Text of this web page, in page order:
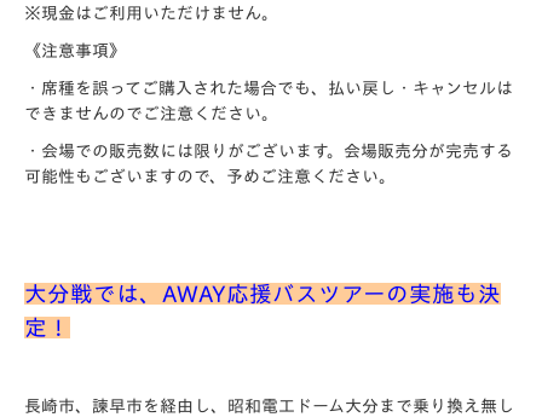
※現金はご利用いただけません。
《注意事項》
・席種を誤ってご購入された場合でも、払い戻し・キャンセルは
できませんのでご注意ください。
・会場での販売数には限りがございます。会場販売分が完売する
可能性もございますので、予めご注意ください。
大分戦では、AWAY応援バスツアーの実施も決
定！
長崎市、諫早市を経由し、昭和電工ドーム大分まで乗り換え無し